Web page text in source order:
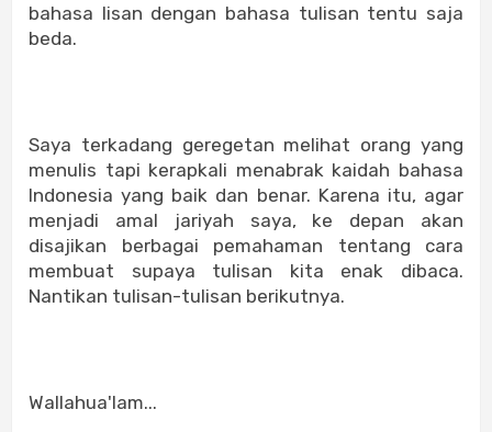
bahasa lisan dengan bahasa tulisan tentu saja
beda.
Saya terkadang geregetan melihat orang yang
menulis tapi kerapkali menabrak kaidah bahasa
Indonesia yang baik dan benar. Karena itu, agar
menjadi amal jariyah saya, ke depan akan
disajikan berbagai pemahaman tentang cara
membuat supaya tulisan kita enak dibaca.
Nantikan tulisan-tulisan berikutnya.
Wallahua'lam...